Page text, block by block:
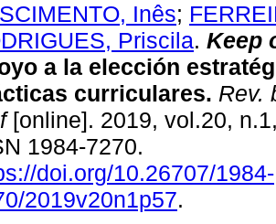
Inês;
Priscila. Keep
a la elección
curriculares. Rev.
[online]. 2019, vol.20,
1984-7270.
doi.org/10.26707/1984-
2019v20n1p57.